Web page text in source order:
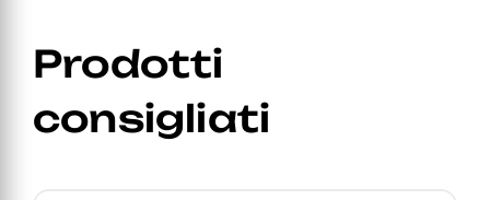
Prodotti
consigliati